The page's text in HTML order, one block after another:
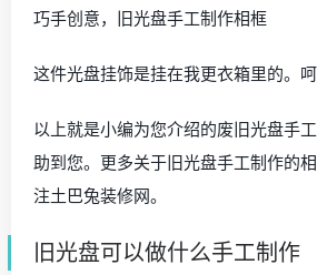
光盘，也是根据自己喜好而定。
巧手DIY，旧光盘做相框
第六步，把选好的照片剪成圆形。根
剪成星形、心形等等。用双面胶把照
样，一件光盘相框就做成了。这组光盘